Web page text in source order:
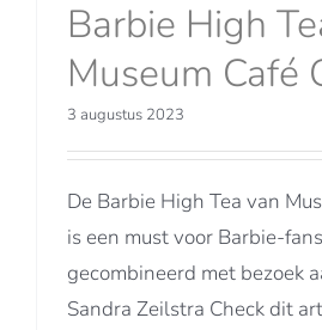
Barbie High
Museum Café
3 augustus 2023
De Barbie High Tea van
is een must voor Barbie-
gecombineerd met bezoek
Sandra Zeilstra Check dit